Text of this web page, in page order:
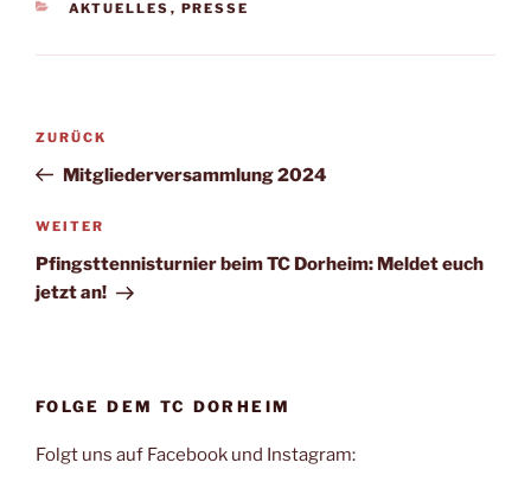
KATEGORIEN
AKTUELLES , PRESSE
Beitragsnavigation
Vorheriger
Beitrag
ZURÜCK
Mitgliederversammlung 2024
Nächster
Beitrag
WEITER
Pfingsttennisturnier beim TC Dorheim: Meldet euch
jetzt an!
FOLGE DEM TC DORHEIM
Folgt uns auf Facebook und Instagram: